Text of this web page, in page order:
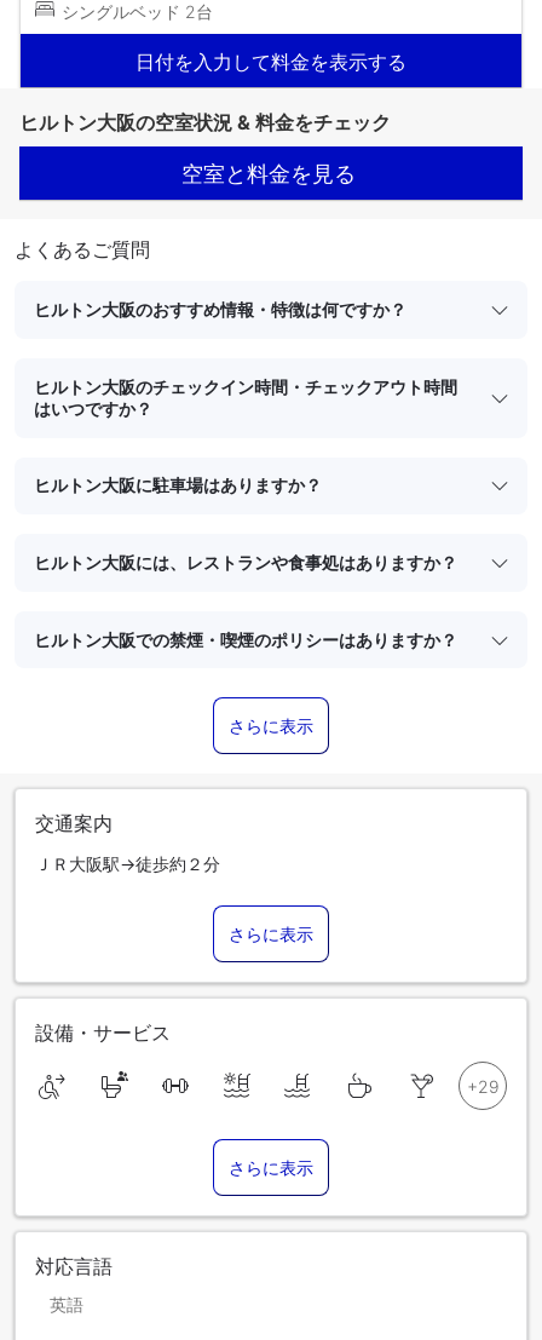
シングルベッド 2台
日付を入力して料金を表示する
ヒルトン大阪の空室状況 & 料金をチェック
空室と料金を見る
よくあるご質問
ヒルトン大阪のおすすめ情報・特徴は何ですか？
ヒルトン大阪のチェックイン時間・チェックアウト時間
はいつですか？
ヒルトン大阪に駐車場はありますか？
ヒルトン大阪には、レストランや食事処はありますか？
ヒルトン大阪での禁煙・喫煙のポリシーはありますか？
さらに表示
交通案内
ＪＲ大阪駅→徒歩約２分
さらに表示
設備・サービス
さらに表示
対応言語
英語